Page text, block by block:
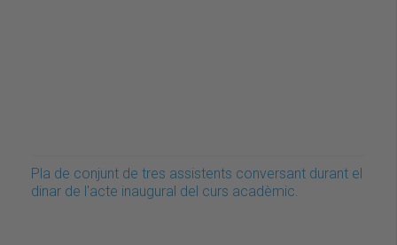
Pla de conjunt de tres assistents conversant durant el
dinar de l'acte inaugural del curs acadèmic.